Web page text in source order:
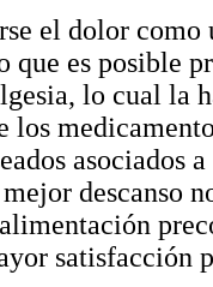
el dolor
que es posible
lo cual la
los
asociados
descanso
satisfacción